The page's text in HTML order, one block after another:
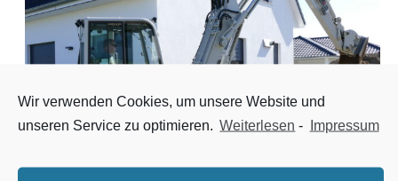
Wir verwenden Cookies, um unsere Website und
unseren Service zu optimieren. Weiterlesen - Impressum